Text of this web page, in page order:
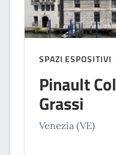
SPAZI ESPOSITIVI
Pinault
Grassi
Venezia (VE)